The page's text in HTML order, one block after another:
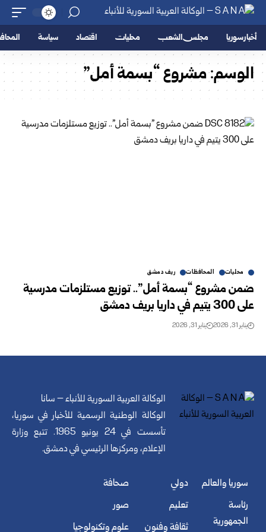
أخبار سوريا مجلس الشعب محليات اقتصاد سياسة
الوسم:مشروع “بسمة أمل”
محليات المحافظات ريف دمشق
ضمن مشروع “بسمة أمل”.. توزيع مستلزمات مدرسية
على 300 يتيم في داريا بريف دمشق
يناير 31, 2026 يناير 31, 2026
الوكالة العربية السورية للأنباء – سانا
الوكالة الوطنية الرسمية للأخبار في سوريا،
تأسست في 24 يونيو 1965. تتبع وزارة
الإعلام، ومركزها الرئيسي في دمشق.
سوريا والعالم
رئاسة
الجمهورية
دولي
تعليم
ثقافة وفنون
صحافة
صور
علوم وتكنولوجيا